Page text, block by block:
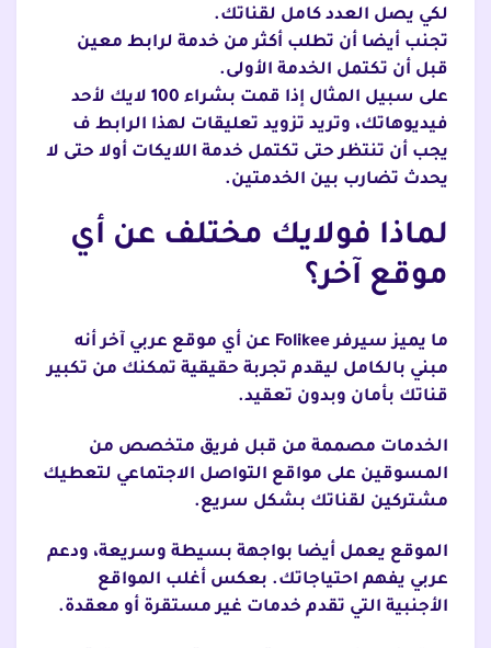
لكي يصل العدد كامل لقناتك.
تجنب أيضا أن تطلب أكثر من خدمة لرابط معين
قبل أن تكتمل الخدمة الأولى.
على سبيل المثال إذا قمت بشراء 100 لايك لأحد
فيديوهاتك، وتريد تزويد تعليقات لهذا الرابط ف
يجب أن تنتظر حتى تكتمل خدمة اللايكات أولا حتى لا
يحدث تضارب بين الخدمتين.
لماذا فولايك مختلف عن أي
موقع آخر؟
ما يميز سيرفر Folikee عن أي موقع عربي آخر أنه
مبني بالكامل ليقدم تجربة حقيقية تمكنك من تكبير
قناتك بأمان وبدون تعقيد.
الخدمات مصممة من قبل فريق متخصص من
المسوقين على مواقع التواصل الاجتماعي لتعطيك
مشتركين لقناتك بشكل سريع.
الموقع يعمل أيضا بواجهة بسيطة وسريعة، ودعم
عربي يفهم احتياجاتك. بعكس أغلب المواقع
الأجنبية التي تقدم خدمات غير مستقرة أو معقدة.